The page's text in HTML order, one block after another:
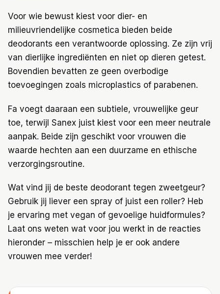
Voor wie bewust kiest voor dier- en
milieuvriendelijke cosmetica bieden beide
deodorants een verantwoorde oplossing. Ze zijn vrij
van dierlijke ingrediënten en niet op dieren getest.
Bovendien bevatten ze geen overbodige
toevoegingen zoals microplastics of parabenen.
Fa voegt daaraan een subtiele, vrouwelijke geur
toe, terwijl Sanex juist kiest voor een meer neutrale
aanpak. Beide zijn geschikt voor vrouwen die
waarde hechten aan een duurzame en ethische
verzorgingsroutine.
Wat vind jij de beste deodorant tegen zweetgeur?
Gebruik jij liever een spray of juist een roller? Heb
je ervaring met vegan of gevoelige huidformules?
Laat ons weten wat voor jou werkt in de reacties
hieronder – misschien help je er ook andere
vrouwen mee verder!